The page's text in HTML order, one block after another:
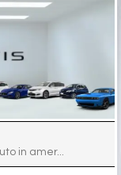
in amer...